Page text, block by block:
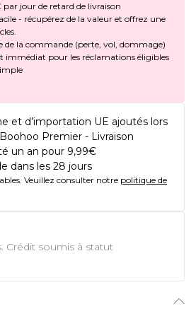
jour de retard de livraison
- récupérez de la valeur et offrez une
de la commande (perte, vol, dommage)
immédiat pour les réclamations éligibles
et d’importation UE ajoutés lors
Premier - Livraison
un an pour 9,99€
dans les 28 jours
Veuillez consulter notre politique de
Crédit soumis à statut